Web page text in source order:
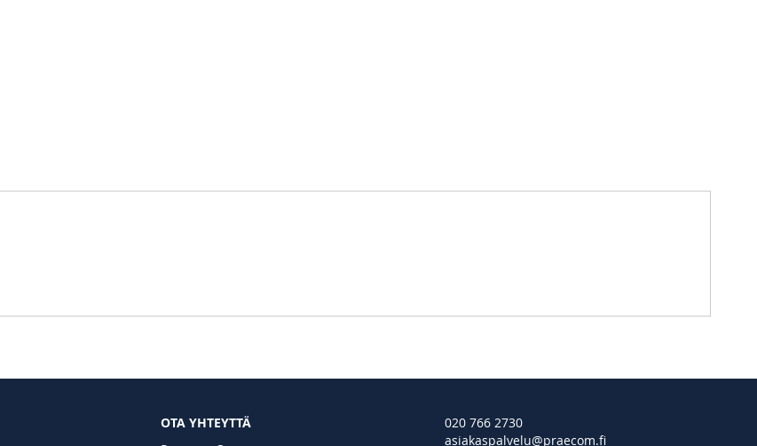
OTA YHTEYTTÄ
020 766 2730
asiakaspalvelu@praecom.fi